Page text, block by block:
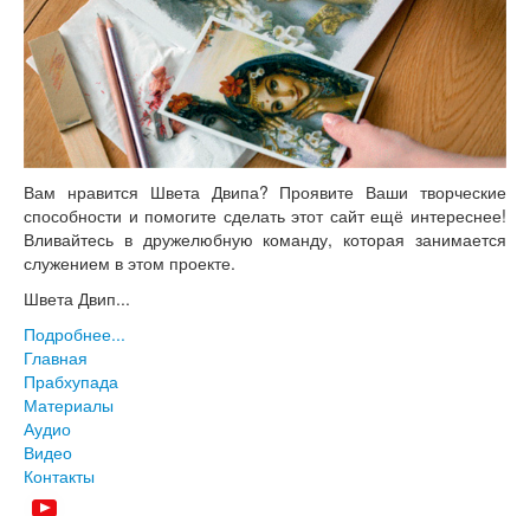
Вам нравится Швета Двипа? Проявите Ваши творческие
способности и помогите сделать этот сайт ещё интереснее!
Вливайтесь в дружелюбную команду, которая занимается
служением в этом проекте.
Швета Двип...
Подробнее...
Главная
Прабхупада
Материалы
Аудио
Видео
Контакты